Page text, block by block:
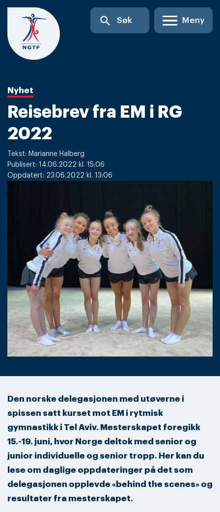
Skip
content
search Søk Meny
Nyhet
Reisebrev fra EM i RG
2022
Tekst: Marianne Halberg
Publisert: 14.06.2022 kl. 15:06
Oppdatert: 23.06.2022 kl. 13:06
Den norske delegasjonen med utøverne i
spissen satt kurset mot EM i rytmisk
gymnastikk i Tel Aviv. Mesterskapet foregikk
15.-19. juni, hvor Norge deltok med senior og
junior individuelle og senior tropp. Her kan du
lese om daglige oppdateringer på det som
delegasjonen opplevde «behind the scenes» og
resultater fra mesterskapet.